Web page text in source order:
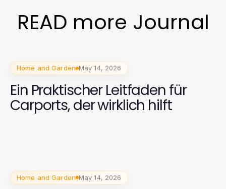
READ more Journal
Home and Garden May 14, 2026
Ein Praktischer Leitfaden für
Carports, der wirklich hilft
Home and Garden May 14, 2026